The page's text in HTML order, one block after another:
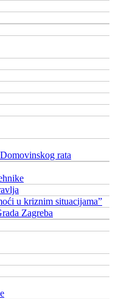
rata
u kriznim situacijama”
Zagreba